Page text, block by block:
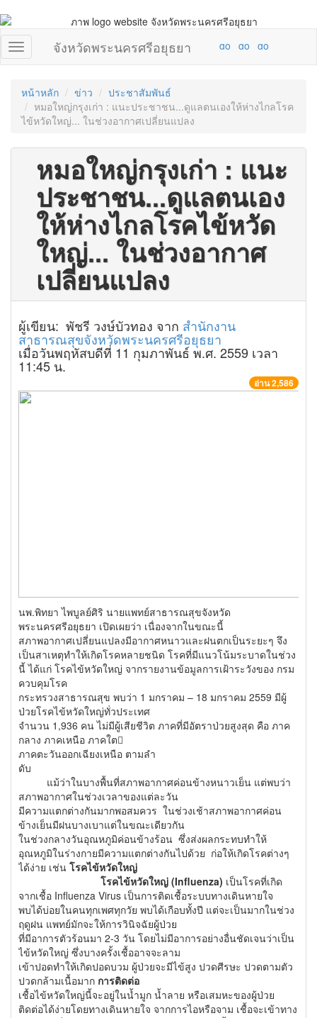
จังหวัดพระนครศรีอยุธยา
หน้าหลัก ข่าว
ประชาสัมพันธ์
หมอใหญ่กรุงเก่า : แนะประชาชน...ดูแลตนเองให้ห่างไกลโรค
ไข้หวัดใหญ่... ในช่วงอากาศเปลี่ยนแปลง
หมอใหญ่กรุงเก่า : แนะ
ประชาชน...ดูแลตนเอง
ให้ห่างไกลโรคไข้หวัด
ใหญ่... ในช่วงอากาศ
เปลี่ยนแปลง
ผู้เขียน: พัชรี วงษ์บัวทอง จาก สำนักงาน
สาธารณสุขจังหวัดพระนครศรีอยุธยา
เมื่อวันพฤหัสบดีที่ 11 กุมภาพันธ์ พ.ศ. 2559 เวลา
11:45 น.
อ่าน 2,586
นพ.พิทยา ไพบูลย์ศิริ นายแพทย์สาธารณสุขจังหวัด
พระนครศรีอยุธยา เปิดเผยว่า เนื่องจากในขณะนี้
สภาพอากาศเปลี่ยนแปลงมีอากาศหนาวและฝนตกเป็นระยะๆ จึง
เป็นสาเหตุทำให้เกิดโรคหลายชนิด โรคที่มีแนวโน้มระบาดในช่วง
นี้ ได้แก่ โรคไข้หวัดใหญ่ จากรายงานข้อมูลการเฝ้าระวังของ กรม
ควบคุมโรค
กระทรวงสาธารณสุข พบว่า 1 มกราคม – 18 มกราคม 2559 มีผู้
ป่วยโรคไข้หวัดใหญ่ทั่วประเทศ
จำนวน 1,936 คน ไม่มีผู้เสียชีวิต ภาคที่มีอัตราป่วยสูงสุด คือ ภาค
กลาง ภาคเหนือ ภาคใต
ภาคตะวันออกเฉียงเหนือ ตามลํา
ดับ
แม้ว่าในบางพื้นที่สภาพอากาศค่อนข้างหนาวเย็น แต่พบว่า
สภาพอากาศในช่วงเวลาของแต่ละวัน
มีความแตกต่างกันมากพอสมควร ในช่วงเช้าสภาพอากาศค่อน
ข้างเย็นมีฝนบางเบาแต่ในขณะเดียวกัน
ในช่วงกลางวันอุณหภูมิค่อนข้างร้อน ซึ่งส่งผลกระทบทำให้
อุณหภูมิในร่างกายมีความแตกต่างกันไปด้วย ก่อให้เกิดโรคต่างๆ
ได้ง่าย เช่น โรคไข้หวัดใหญ่
โรคไข้หวัดใหญ่ (Influenza) เป็นโรคที่เกิด
จากเชื้อ Influenza Virus เป็นการติดเชื้อระบบทางเดินหายใจ
พบได้บ่อยในคนทุกเพศทุกวัย พบได้เกือบทั้งปี แต่จะเป็นมากในช่วง
ฤดูฝน แพทย์มักจะให้การวินิจฉัยผู้ป่วย
ที่มีอาการตัวร้อนมา 2-3 วัน โดยไม่มีอาการอย่างอื่นชัดเจนว่าเป็น
ไข้หวัดใหญ่ ซึ่งบางครั้งเชื้ออาจจะลาม
เข้าปอดทำให้เกิดปอดบวม ผู้ป่วยจะมีไข้สูง ปวดศีรษะ ปวดตามตัว
ปวดกล้ามเนื้อมาก การติดต่อ
เชื้อไข้หวัดใหญ่นี้จะอยู่ในน้ำมูก น้ำลาย หรือเสมหะของผู้ป่วย
ติดต่อได้ง่ายโดยทางเดินหายใจ จากการไอหรือจาม เชื้อจะเข้าทาง